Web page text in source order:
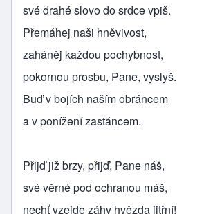
své drahé slovo do srdce vpiš.
Přemáhej naši hněvivost,
zaháněj každou pochybnost,
pokornou prosbu, Pane, vyslyš.
Buď v bojích naším obráncem
a v ponížení zastáncem.
Přijď již brzy, přijď, Pane náš,
své věrné pod ochranou máš,
nechť vzejde záhy hvězda jitřní!